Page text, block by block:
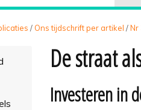
/ Ons tijdschrift per artikel /Nr
De straat
Investeren in